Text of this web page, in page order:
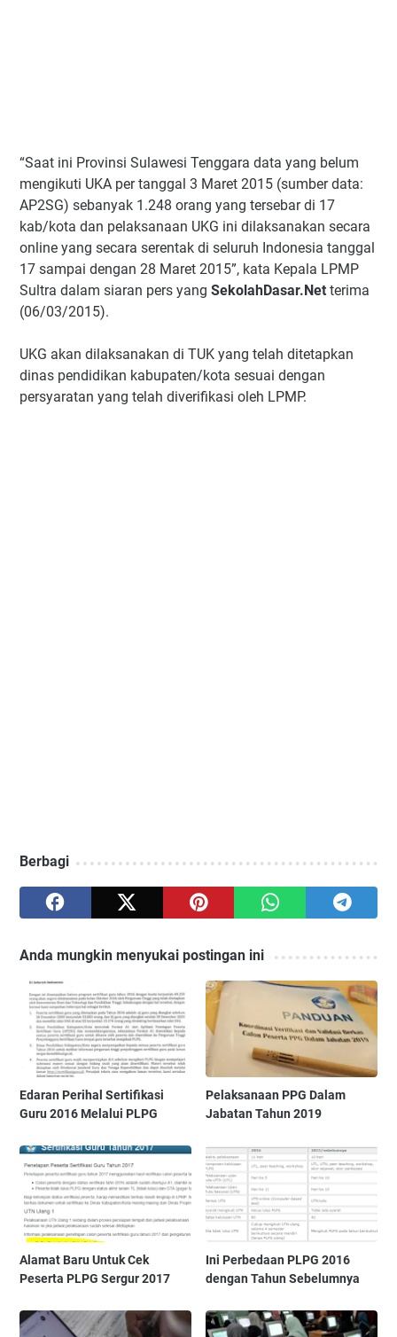
“Saat ini Provinsi Sulawesi Tenggara data yang belum
mengikuti UKA per tanggal 3 Maret 2015 (sumber data:
AP2SG) sebanyak 1.248 orang yang tersebar di 17
kab/kota dan pelaksanaan UKG ini dilaksanakan secara
online yang secara serentak di seluruh Indonesia tanggal
17 sampai dengan 28 Maret 2015”, kata Kepala LPMP
Sultra dalam siaran pers yang SekolahDasar.Net terima
(06/03/2015).
UKG akan dilaksanakan di TUK yang telah ditetapkan
dinas pendidikan kabupaten/kota sesuai dengan
persyaratan yang telah diverifikasi oleh LPMP.
Berbagi
Anda mungkin menyukai postingan ini
Edaran Perihal Sertifikasi
Guru 2016 Melalui PLPG
Pelaksanaan PPG Dalam
Jabatan Tahun 2019
Alamat Baru Untuk Cek
Peserta PLPG Sergur 2017
Ini Perbedaan PLPG 2016
dengan Tahun Sebelumnya